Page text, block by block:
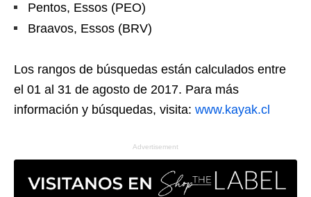
Pentos, Essos (PEO)
Braavos, Essos (BRV)
Los rangos de búsquedas están calculados entre
el 01 al 31 de agosto de 2017. Para más
información y búsquedas, visita: www.kayak.cl
Advertisement